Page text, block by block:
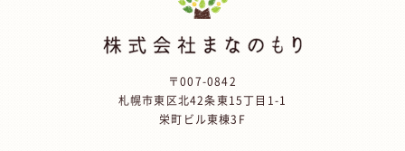
〒007-0842
札幌市東区北42条東15丁目1-1
栄町ビル東棟3F